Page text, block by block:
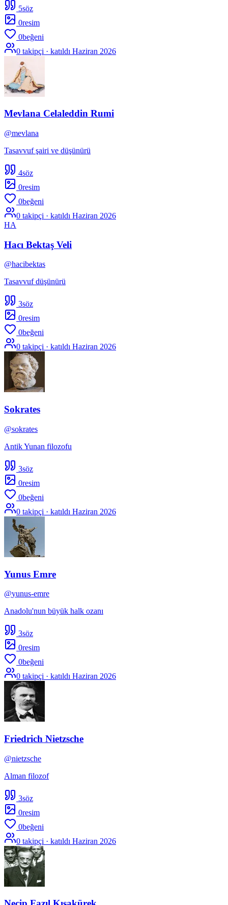
5söz
0resim
0beğeni
0 takipçi · katıldı Haziran 2026
Mevlana Celaleddin Rumi
@mevlana
Tasavvuf şairi ve düşünürü
4söz
0resim
0beğeni
0 takipçi · katıldı Haziran 2026
HA
Hacı Bektaş Veli
@hacibektas
Tasavvuf düşünürü
3söz
0resim
0beğeni
0 takipçi · katıldı Haziran 2026
Sokrates
@sokrates
Antik Yunan filozofu
3söz
0resim
0beğeni
0 takipçi · katıldı Haziran 2026
Yunus Emre
@yunus-emre
Anadolu'nun büyük halk ozanı
3söz
0resim
0beğeni
0 takipçi · katıldı Haziran 2026
Friedrich Nietzsche
@nietzsche
Alman filozof
3söz
0resim
0beğeni
0 takipçi · katıldı Haziran 2026